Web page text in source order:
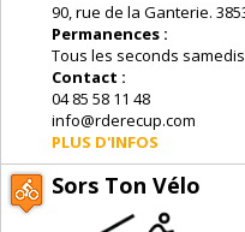
90, rue de la Ganterie.
Permanences :
Tous les seconds
Contact :
04 85 58 11 48
info@rderecup.com
PLUS D'INFOS
Sors Ton Vélo